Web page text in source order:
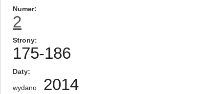
Numer
2
Strony
175-186
Daty
wydano 2014